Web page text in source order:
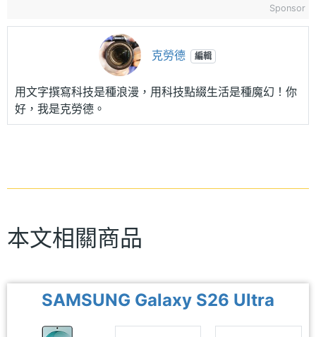
Sponsor
克勞德 編輯
用文字撰寫科技是種浪漫，用科技點綴生活是種魔幻！你
好，我是克勞德。
本文相關商品
SAMSUNG Galaxy S26 Ultra